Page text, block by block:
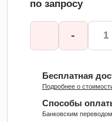
по запросу
-
Бесплатная
Подробнее о
Способы
Банковским